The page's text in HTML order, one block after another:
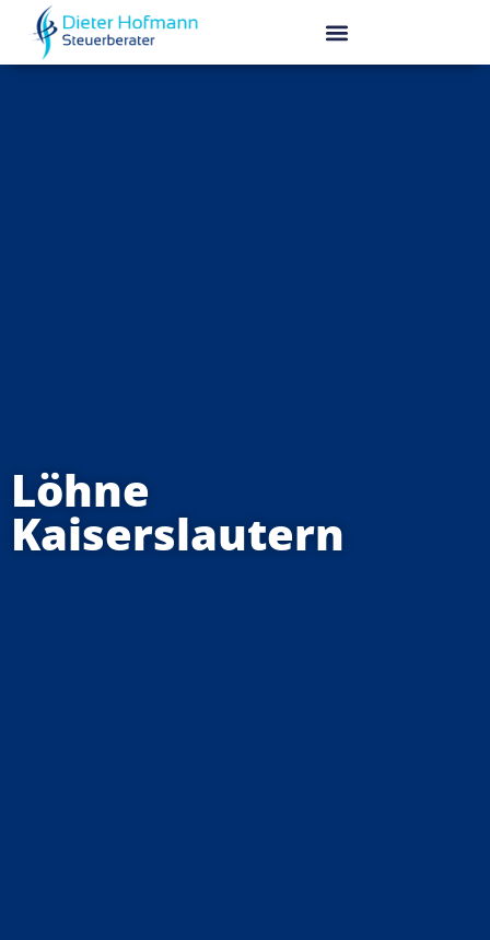
Löhne
Kaiserslautern